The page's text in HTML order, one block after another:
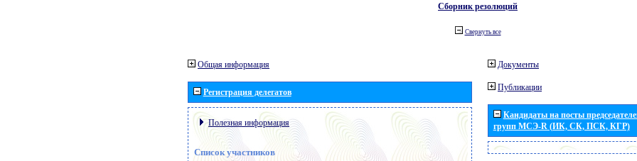
Сборник резолюций
Свернуть все
Общая информация
Регистрация делегатов
Полезная информация
Список участников
Документы
Публикации
Кандидаты на посты
групп МСЭ-R (ИК, СК, ПСК, КГР)